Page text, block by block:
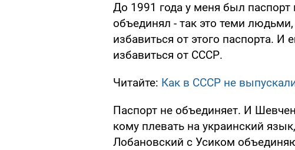
До 1991 года у меня был
объединял - так это теми
избавиться от этого паспорта. И
избавиться от СССР.
Читайте: Как в СССР не
Паспорт не объединяет. И
кому плевать на украинский
Лобановский с Усиком